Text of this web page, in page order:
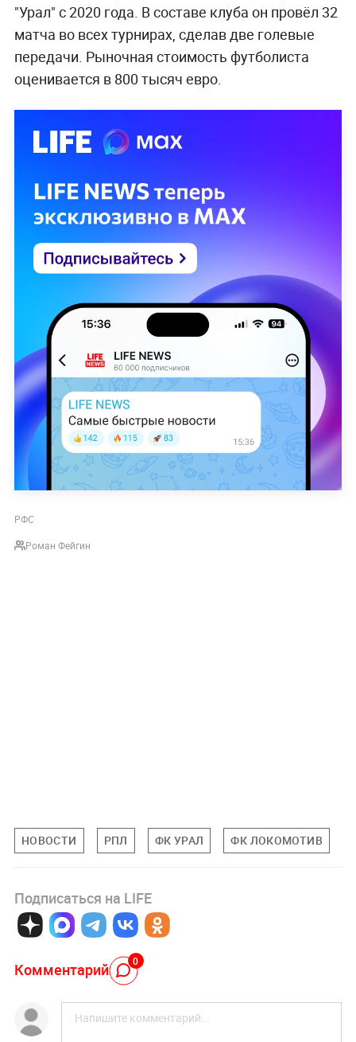
"Урал" с 2020 года. В составе клуба он провёл 32
матча во всех турнирах, сделав две голевые
передачи. Рыночная стоимость футболиста
оценивается в 800 тысяч евро.
РФС
Роман Фейгин
НОВОСТИ РПЛ ФК УРАЛ ФК ЛОКОМОТИВ
Подписаться на LIFE
Комментарий 0